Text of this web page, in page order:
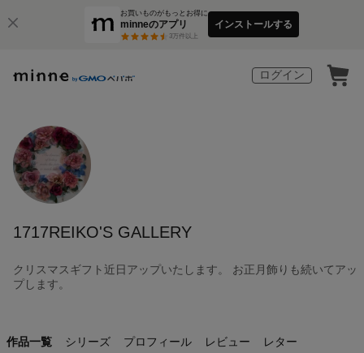
お買いものがもっとお得に
minneのアプリ
3万件以上
インストールする
ログイン
1717REIKO'S GALLERY
クリスマスギフト近日アップいたします。 お正月飾りも続いてアッ
プします。
作品一覧 シリーズ プロフィール レビュー レター